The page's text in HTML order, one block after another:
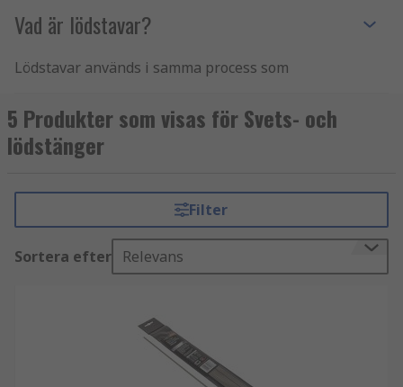
Vad är lödstavar?
Lödstavar används i samma process som
lödmaterialet flyter över fogen och svalnar för att
bilda en solid bindning. Lödning skapar en
extremt stark fog, vanligtvis starkare än
5 Produkter som visas för Svets- och
lödstänger
Filter
Sortera efter Relevans